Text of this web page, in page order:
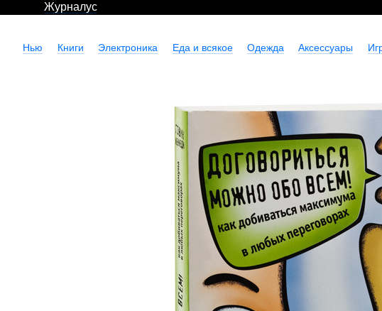
Журналус
Нью Книги Электроника Еда и всякое Одежда Аксессуары